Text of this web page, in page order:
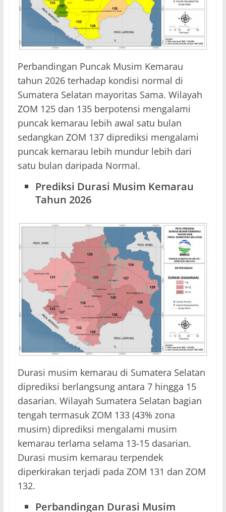
Perbandingan Puncak Musim Kemarau
tahun 2026 terhadap kondisi normal di
Sumatera Selatan mayoritas Sama. Wilayah
ZOM 125 dan 135 berpotensi mengalami
puncak kemarau lebih awal satu bulan
sedangkan ZOM 137 diprediksi mengalami
puncak kemarau lebih mundur lebih dari
satu bulan daripada Normal.
Prediksi Durasi Musim Kemarau
Tahun 2026
Durasi musim kemarau di Sumatera Selatan
diprediksi berlangsung antara 7 hingga 15
dasarian. Wilayah Sumatera Selatan bagian
tengah termasuk ZOM 133 (43% zona
musim) diprediksi mengalami musim
kemarau terlama selama 13-15 dasarian.
Durasi musim kemarau terpendek
diperkirakan terjadi pada ZOM 131 dan ZOM
132.
Perbandingan Durasi Musim